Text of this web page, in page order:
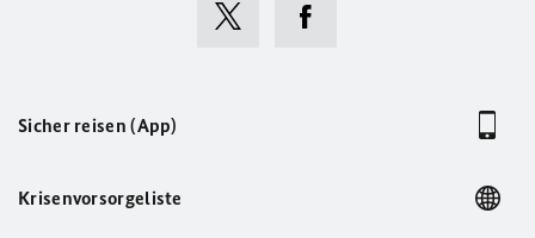
Sicher reisen (App)
Krisenvorsorgeliste